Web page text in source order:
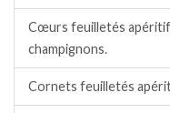
Cœurs feuilletés
champignons.
Cornets feuilletés